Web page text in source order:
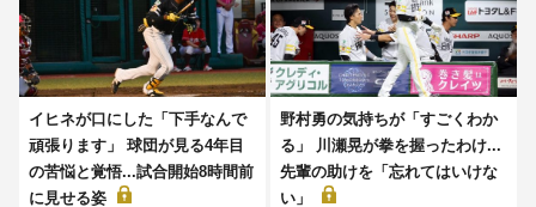
イヒネが口にした「下手なんで
頑張ります」 球団が見る4年目
の苦悩と覚悟...試合開始8時間前
に見せる姿
野村勇の気持ちが「すごくわか
る」 川瀬晃が拳を握ったわけ...
先輩の助けを「忘れてはいけな
い」